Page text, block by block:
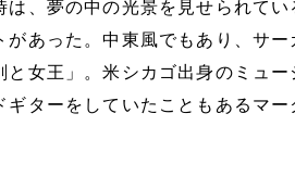
は、夢の中の光景を見せられて
があった。中東風でもあり、サ
と女王」。米シカゴ出身のミュ
ギターをしていたこともあるマー